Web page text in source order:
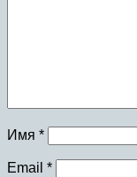
Имя *
Email *